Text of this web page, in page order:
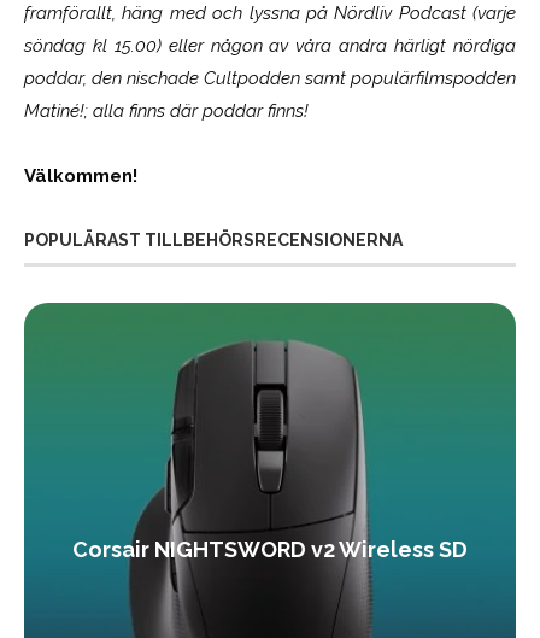
framförallt, häng med och lyssna på Nördliv Podcast (varje
söndag kl 15.00) eller någon av våra andra härligt nördiga
poddar, den nischade Cultpodden samt populärfilmspodden
Matiné!; alla finns där poddar finns!
Välkommen!
POPULÄRAST TILLBEHÖRSRECENSIONERNA
Corsair NIGHTSWORD v2 Wireless SD